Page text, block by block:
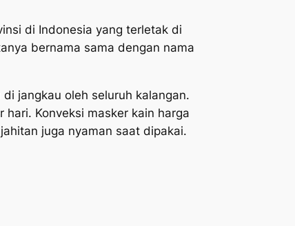
di Indonesia yang terletak di
bernama sama dengan nama
jangkau oleh seluruh kalangan.
Konveksi masker kain harga
juga nyaman saat dipakai.